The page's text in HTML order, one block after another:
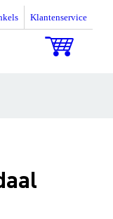
Klantenservice